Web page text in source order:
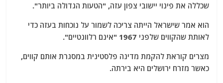
שכללה את פינוי יישובי צפון עזה, "הטעות הגדולה ביותר".
הוא אמר שישראל הייתה צריכה לשמור על נוכחות בעזה כדי
לאותת שהקווים שלפני 1967 "אינם רלוונטיים".
מצרים קוראת להקמת מדינה פלסטינית במסגרת אותם קווים,
כאשר מזרח ירושלים היא בירתה.